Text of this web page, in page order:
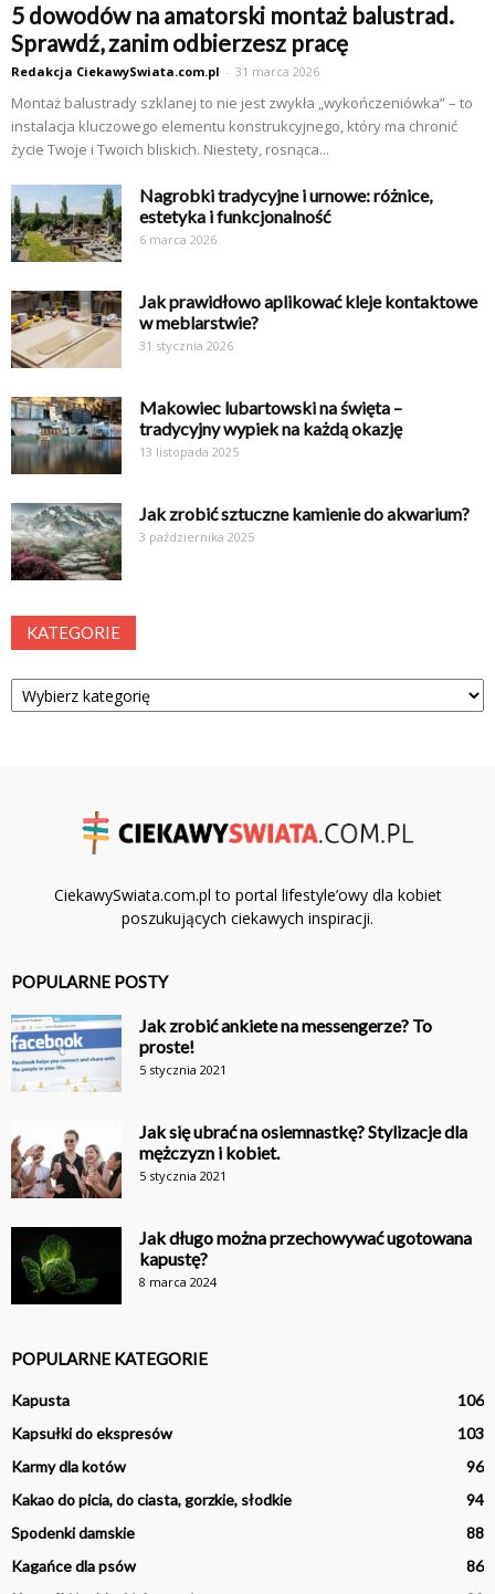
5 dowodów na amatorski montaż balustrad.
Sprawdź, zanim odbierzesz pracę
Redakcja CiekawySwiata.com.pl - 31 marca 2026
Montaż balustrady szklanej to nie jest zwykła „wykończeniówka” – to
instalacja kluczowego elementu konstrukcyjnego, który ma chronić
życie Twoje i Twoich bliskich. Niestety, rosnąca...
Nagrobki tradycyjne i urnowe: różnice,
estetyka i funkcjonalność
6 marca 2026
Jak prawidłowo aplikować kleje kontaktowe
w meblarstwie?
31 stycznia 2026
Makowiec lubartowski na święta –
tradycyjny wypiek na każdą okazję
13 listopada 2025
Jak zrobić sztuczne kamienie do akwarium?
3 października 2025
KATEGORIE
Kategorie
CiekawySwiata.com.pl to portal lifestyle’owy dla kobiet
poszukujących ciekawych inspiracji.
POPULARNE POSTY
Jak zrobić ankiete na messengerze? To
proste!
5 stycznia 2021
Jak się ubrać na osiemnastkę? Stylizacje dla
mężczyzn i kobiet.
5 stycznia 2021
Jak długo można przechowywać ugotowana
kapustę?
8 marca 2024
POPULARNE KATEGORIE
Kapusta
106
Kapsułki do ekspresów
103
Karmy dla kotów
96
Kakao do picia, do ciasta, gorzkie, słodkie
94
Spodenki damskie
88
Kagańce dla psów
86